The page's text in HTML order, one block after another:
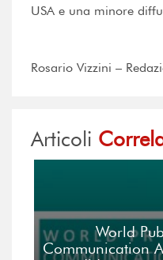
USA e una minore
Rosario Vizzini –
Articoli
World
Communication